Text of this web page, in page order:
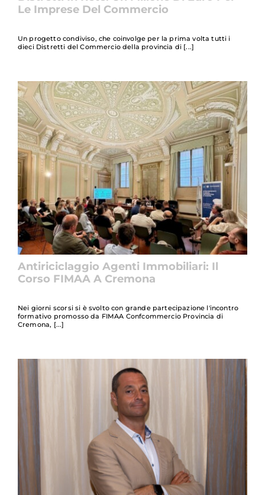
Le Imprese Del Commercio
Un progetto condiviso, che coinvolge per la prima volta tutti i
dieci Distretti del Commercio della provincia di
Antiriciclaggio Agenti Immobiliari: Il
Corso FIMAA A Cremona
Nei giorni scorsi si è svolto con grande partecipazione l'incontro
formativo promosso da FIMAA Confcommercio Provincia di
Cremona,